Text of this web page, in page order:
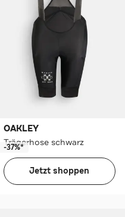
OAKLEY
Trägerhose schwarz
-37%*
Jetzt shoppen